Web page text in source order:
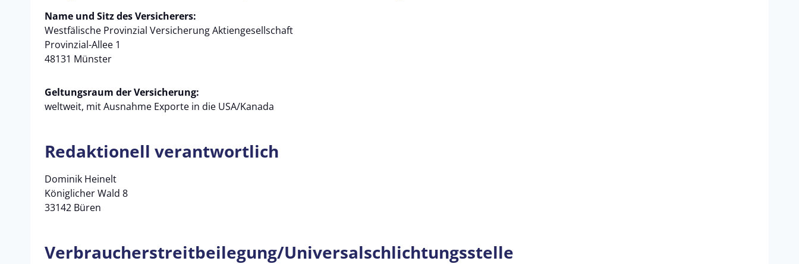
Name und Sitz des Versicherers:
Westfälische Provinzial Versicherung Aktiengesellschaft
Provinzial-Allee 1
48131 Münster
Geltungsraum der Versicherung:
weltweit, mit Ausnahme Exporte in die USA/Kanada
Redaktionell verantwortlich
Dominik Heinelt
Königlicher Wald 8
33142 Büren
Verbraucher­streit­beilegung/Universal­schlichtungs­stelle